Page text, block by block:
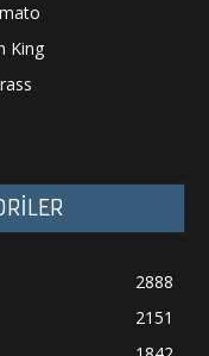
King
2888
2151